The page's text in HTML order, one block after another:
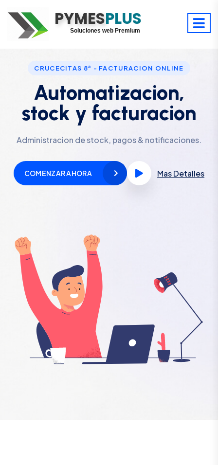
PYMESPLUS
Digitaliza tu éxito
Soluciones web Premium
CRUCECITAS 8ª - FACTURACION ONLINE
Automatizacion,
stock y facturacion
Administracion de stock, pagos & notificaciones.
COMENZAR AHORA Mas Detalles